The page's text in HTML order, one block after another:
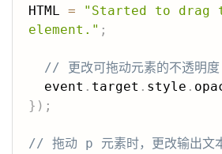
HTML =
"Started to drag
element." ;
// 更改可拖动元素的不透明度
  event
. target . style .
} ) ;
// 拖动 p 元素时，更改输出文